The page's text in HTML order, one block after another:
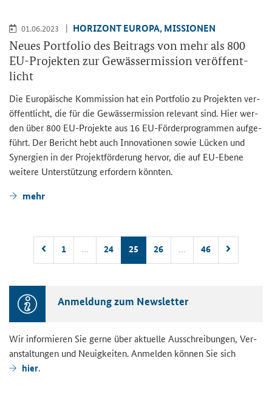
01.06.2023 HO­RI­ZONT EU­RO­PA, MIS­SIO­NEN
Neues Port­fo­lio des Bei­trags von mehr als 800
EU-​Projekten zur Ge­wäs­ser­mis­si­on ver­öf­fent­
licht
Die Eu­ro­päi­sche Kom­mis­si­on hat ein Port­fo­lio zu Pro­jek­ten ver­
öf­fent­licht, die für die Ge­wäs­ser­mis­si­on re­le­vant sind. Hier wer­
den über 800 EU-​Projekte aus 16 EU-​Förderprogrammen auf­ge­
führt. Der Be­richt hebt auch In­no­va­tio­nen sowie Lü­cken und
Syn­er­gien in der Pro­jekt­för­de­rung her­vor, die auf EU-​Ebene
wei­te­re Un­ter­stüt­zung er­for­dern könn­ten.
mehr
1 ... 24 25 26 ... 46
An­mel­dung zum News­let­ter
Wir in­for­mie­ren Sie gerne über ak­tu­el­le Aus­schrei­bun­gen, Ver­
an­stal­tun­gen und Neu­ig­kei­ten. An­mel­den kön­nen Sie sich
hier.